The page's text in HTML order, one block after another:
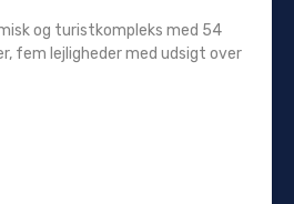
og turistkompleks med 54
fem lejligheder med udsigt over